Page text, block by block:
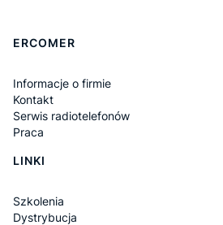
Linki w stopce
ERCOMER
Informacje o firmie
Kontakt
Serwis radiotelefonów
Praca
LINKI
Szkolenia
Dystrybucja